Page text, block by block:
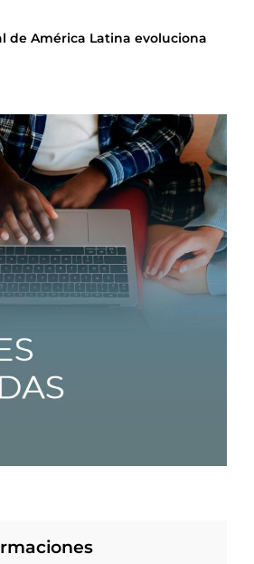
de América Latina evoluciona